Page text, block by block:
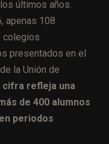
últimos años.
apenas 108
colegios
presentados en el
la Unión de
cifra refleja una
de 400 alumnos
periodos